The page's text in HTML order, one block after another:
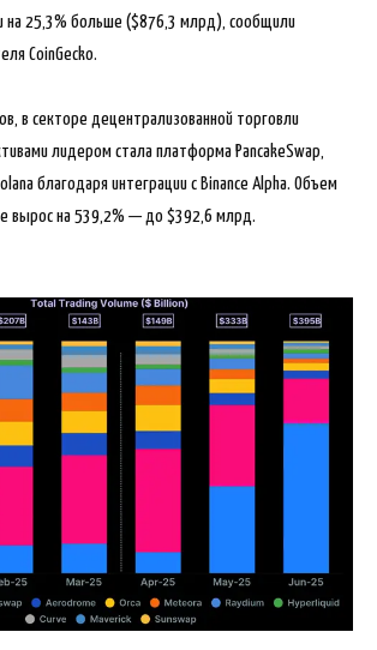
на 25,3% больше ($876,3 млрд), сообщили
CoinGecko.
в секторе децентрализованной торговли
лидером стала платформа PancakeSwap,
благодаря интеграции с Binance Alpha. Объем
вырос на 539,2% — до $392,6 млрд.